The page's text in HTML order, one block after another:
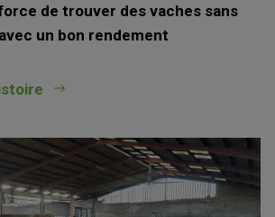
de trouver des vaches sans
un bon rendement